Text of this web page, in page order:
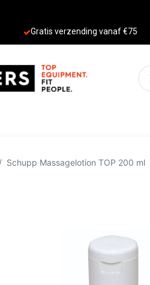
Gratis verzending vanaf €75
Schupp Massagelotion TOP 200 ml